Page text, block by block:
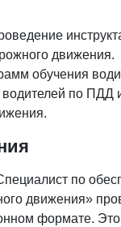
движения.
обучения
водителей по ПДД
по
движения»
формате. Это